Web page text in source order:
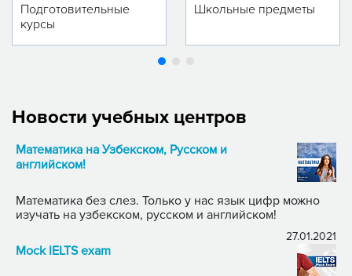
Подготовительные
курсы
Школьные предметы
Новости учебных центров
Математика на Узбекском, Русском и
английском!
Математика без слез. Только у нас язык цифр можно
изучать на узбекском, русском и английском!
27.01.2021
Mock IELTS exam